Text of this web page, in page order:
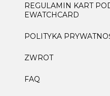
REGULAMIN KART
EWATCHCARD
POLITYKA
ZWROT
FAQ